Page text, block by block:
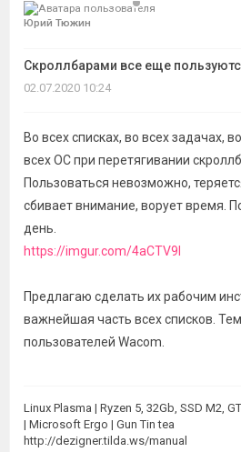
Юрий Тюжин
Скроллбарами все еще
02.07.2020 10:24
Во всех списках, во всех задачах,
всех ОС при перетягивании
Пользоваться невозможно,
сбивает внимание, ворует время.
день.
https://imgur.com/4aCTV9I
Предлагаю сделать их рабочим
важнейшая часть всех списков.
пользователей Wacom.
Linux Plasma | Ryzen 5, 32Gb, SSD M2,
| Microsoft Ergo | Gun Tin tea
http://dezigner.tilda.ws/manual